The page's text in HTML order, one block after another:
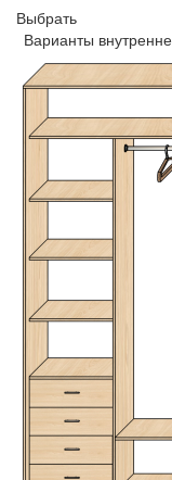
Выбрать
Варианты